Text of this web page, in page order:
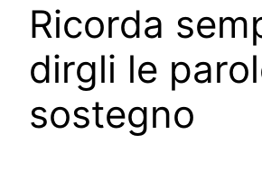
Ricorda
dirgli le
sostegno